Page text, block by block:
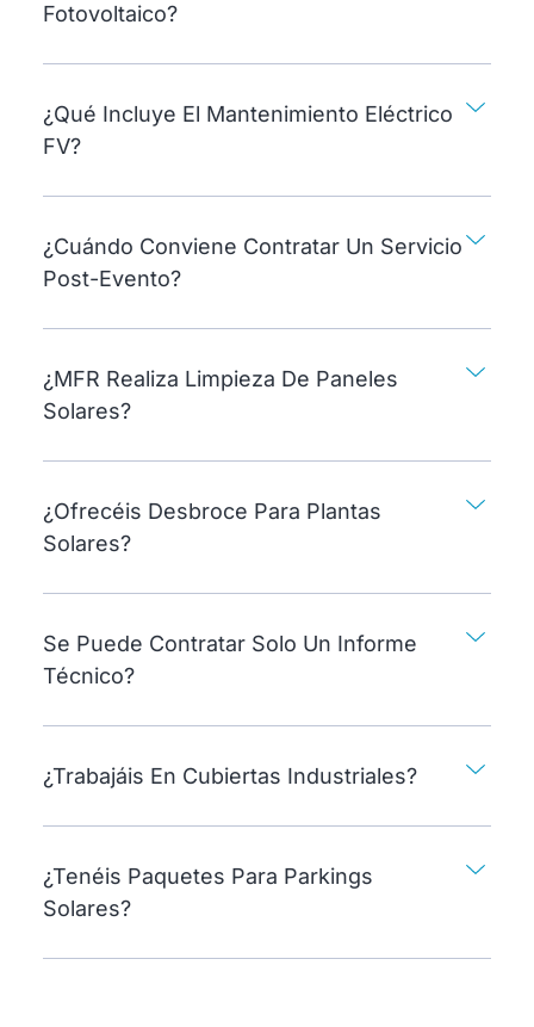
Fotovoltaico?
¿Qué Incluye El Mantenimiento Eléctrico
FV?
¿Cuándo Conviene Contratar Un Servicio
Post-Evento?
¿MFR Realiza Limpieza De Paneles
Solares?
¿Ofrecéis Desbroce Para Plantas
Solares?
Se Puede Contratar Solo Un Informe
Técnico?
¿Trabajáis En Cubiertas Industriales?
¿Tenéis Paquetes Para Parkings
Solares?